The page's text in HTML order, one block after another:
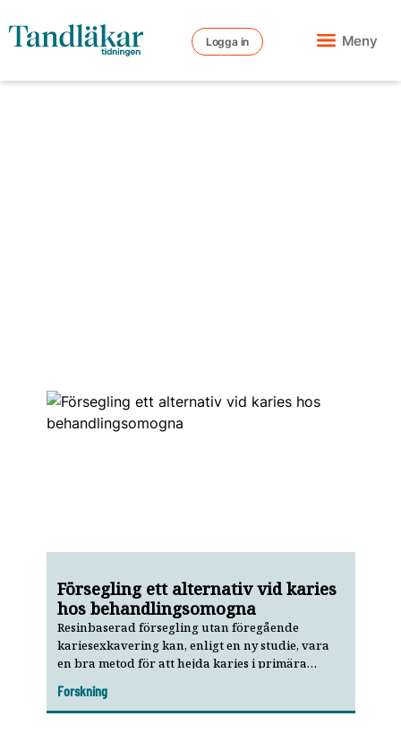
Logga in Meny
Försegling ett alternativ vid karies
hos behandlingsomogna
Resinbaserad försegling utan föregående
kariesexkavering kan, enligt en ny studie, vara
en bra metod för att hejda karies i primära
Forskning